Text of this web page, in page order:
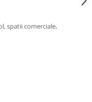
spatii comerciale,